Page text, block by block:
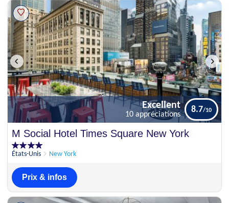
Excellent
M Social Hotel Times Square New York
États-Unis New York
Excellent
10 appréciations
8.7
Prix & infos